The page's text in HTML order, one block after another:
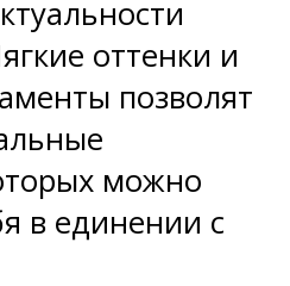
оттенки и
позволят
можно
в единении с